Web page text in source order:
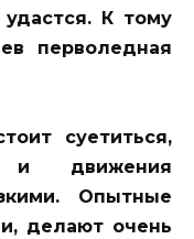
К тому
перволедная
суетиться,
и движения
Опытные
делают очень